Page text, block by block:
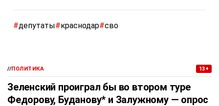
#депутаты#краснодар#сво
//ПОЛИТИКА 13+
Зеленский проиграл бы во втором туре
Федорову, Буданову* и Залужному — опрос